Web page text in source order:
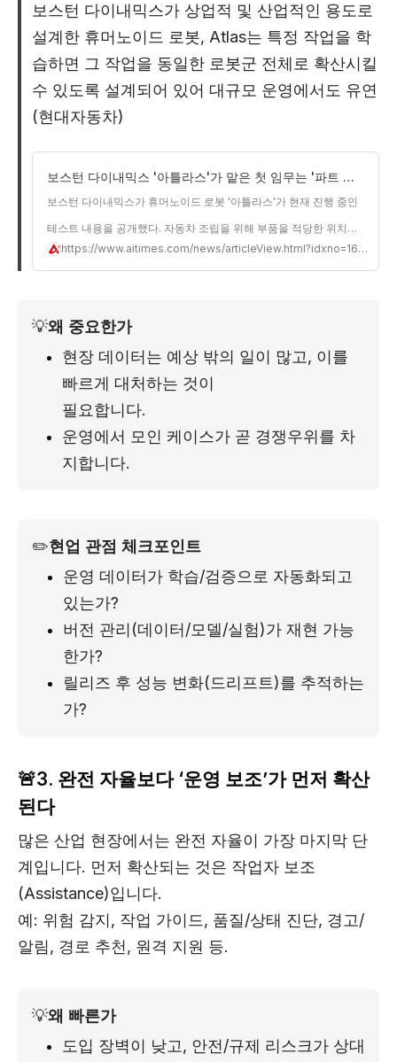
보스턴 다이내믹스가 상업적 및 산업적인 용도로
설계한 휴머노이드 로봇, Atlas는 특정 작업을 학
습하면 그 작업을 동일한 로봇군 전체로 확산시킬
수 있도록 설계되어 있어 대규모 운영에서도 유연
(현대자동차)
보스턴 다이내믹스 '아틀라스'가 맡은 첫 임무는 '파트 시퀀싱'
보스턴 다이내믹스가 휴머노이드 로봇 '아틀라스'가 현재 진행 중인
테스트 내용을 공개했다. 자동차 조립을 위해 부품을 적당한 위치에
배치한다는 것으로, 이는 여러
https://www.aitimes.com/news/articleView.html?idxno=168625
💡왜 중요한가
현장 데이터는 예상 밖의 일이 많고, 이를
빠르게 대처하는 것이
필요합니다.
운영에서 모인 케이스가 곧 경쟁우위를 차
지합니다.
✏️현업 관점 체크포인트
운영 데이터가 학습/검증으로 자동화되고
있는가?
버전 관리(데이터/모델/실험)가 재현 가능
한가?
릴리즈 후 성능 변화(드리프트)를 추적하는
가?
🚨3. 완전 자율보다 ‘운영 보조’가 먼저 확산
된다
많은 산업 현장에서는 완전 자율이 가장 마지막 단
계입니다. 먼저 확산되는 것은 작업자 보조
(Assistance)입니다.
예: 위험 감지, 작업 가이드, 품질/상태 진단, 경고/
알림, 경로 추천, 원격 지원 등.
💡왜 빠른가
도입 장벽이 낮고, 안전/규제 리스크가 상대